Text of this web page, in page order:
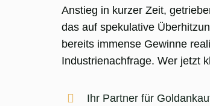
Anstieg in kurzer Zeit,
das auf spekulative
bereits immense Gewinne
Industrienachfrage. Wer jetzt
Ihr Partner für